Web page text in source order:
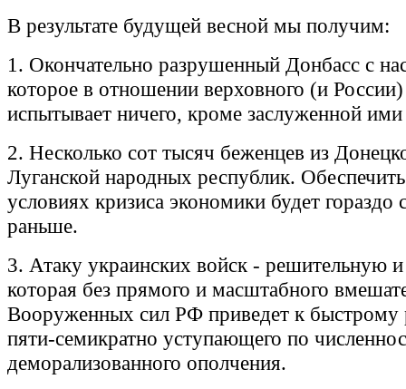
В результате будущей весной мы получим:
1. Окончательно разрушенный Донбасс с
которое в отношении верховного (и
испытывает ничего, кроме заслуженной ими
2. Несколько сот тысяч беженцев из
Луганской народных республик.
условиях кризиса экономики будет гораздо
раньше.
3. Атаку украинских войск - решительную
которая без прямого и масштабного
Вооруженных сил РФ приведет к быстрому
пяти-семикратно уступающего по
деморализованного ополчения.